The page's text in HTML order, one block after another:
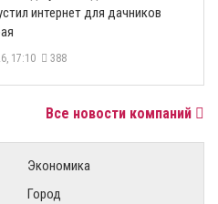
интернет для дачников
17:10 388
Все новости компаний
Экономика
Город